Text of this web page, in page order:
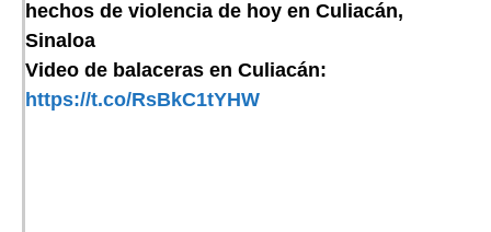
hechos de violencia de hoy en Culiacán,
Sinaloa
Video de balaceras en Culiacán:
https://t.co/RsBkC1tYHW